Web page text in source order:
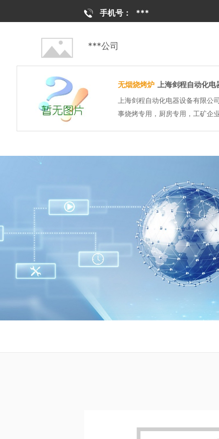
手机号： ***
***公司
无烟烧烤炉 上海剑程自动化电
上海剑程自动化电器设备有限公
事烧烤专用，厨房专用，工矿企